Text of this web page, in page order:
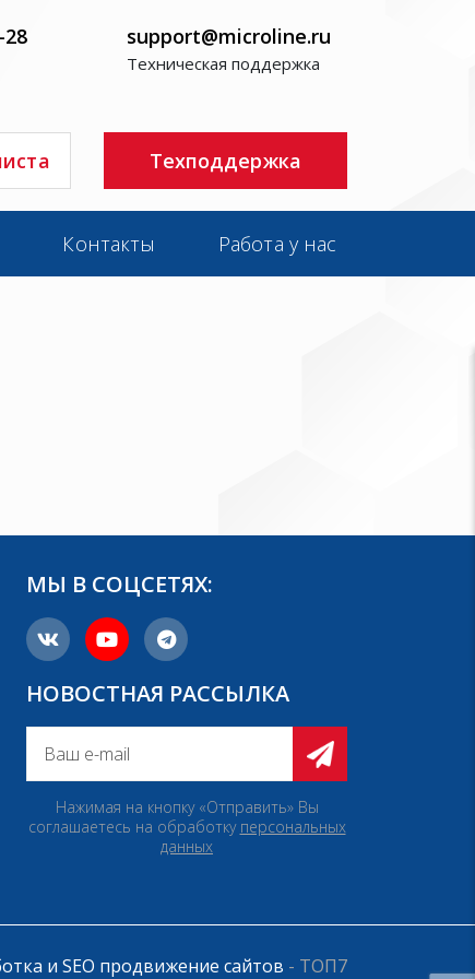
28 support@microline.ru
Техническая поддержка
Техподдержка
Контакты Работа у нас
МЫ В СОЦСЕТЯХ:
НОВОСТНАЯ РАССЫЛКА
Нажимая на кнопку «Отправить» Вы
соглашаетесь на обработку персональных
данных
и SEO продвижение сайтов - ТОП7